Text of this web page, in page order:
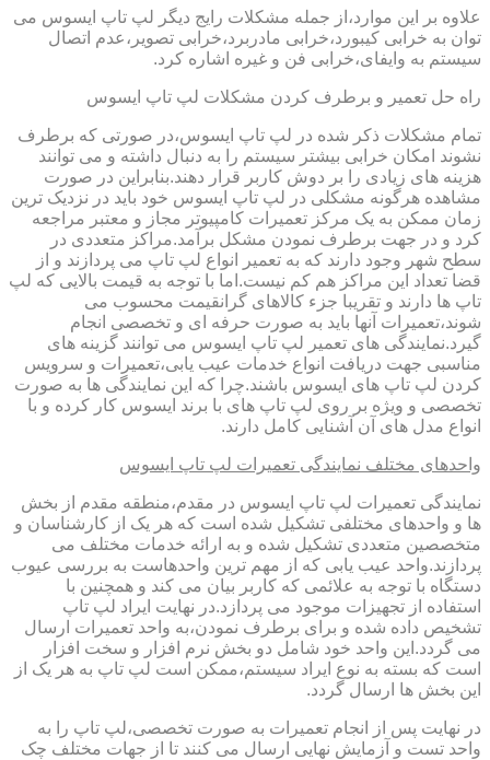
علاوه بر این موارد،از جمله مشکلات رایج دیگر لپ تاپ ایسوس می
توان به خرابی کیبورد،خرابی مادربرد،خرابی تصویر،عدم اتصال
سیستم به وایفای،خرابی فن و غیره اشاره کرد.
راه حل تعمیر و برطرف کردن مشکلات لپ تاپ ایسوس
تمام مشکلات ذکر شده در لپ تاپ ایسوس،در صورتی که برطرف
نشوند امکان خرابی بیشتر سیستم را به دنبال داشته و می توانند
هزینه های زیادی را بر دوش کاربر قرار دهند.بنابراین در صورت
مشاهده هرگونه مشکلی در لپ تاپ ایسوس خود باید در نزدیک ترین
زمان ممکن به یک مرکز تعمیرات کامپیوتر مجاز و معتبر مراجعه
کرد و در جهت برطرف نمودن مشکل برآمد.مراکز متعددی در
سطح شهر وجود دارند که به تعمیر انواع لپ تاپ می پردازند و از
قضا تعداد این مراکز هم کم نیست.اما با توجه به قیمت بالایی که لپ
تاپ ها دارند و تقریبا جزء کالاهای گرانقیمت محسوب می
شوند،تعمیرات آنها باید به صورت حرفه ای و تخصصی انجام
گیرد.نمایندگی های تعمیر لپ تاپ ایسوس می توانند گزینه های
مناسبی جهت دریافت انواع خدمات عیب یابی،تعمیرات و سرویس
کردن لپ تاپ های ایسوس باشند.چرا که این نمایندگی ها به صورت
تخصصی و ویژه بر روی لپ تاپ های با برند ایسوس کار کرده و با
انواع مدل های آن آشنایی کامل دارند.
واحدهای مختلف نمایندگی تعمیرات لپ تاپ ایسوس
نمایندگی تعمیرات لپ تاپ ایسوس در مقدم،منطقه مقدم از بخش
ها و واحدهای مختلفی تشکیل شده است که هر یک از کارشناسان و
متخصصین متعددی تشکیل شده و به ارائه خدمات مختلف می
پردازند.واحد عیب یابی که از مهم ترین واحدهاست به بررسی عیوب
دستگاه با توجه به علائمی که کاربر بیان می کند و همچنین با
استفاده از تجهیزات موجود می پردازد.در نهایت ایراد لپ تاپ
تشخیص داده شده و برای برطرف نمودن،به واحد تعمیرات ارسال
می گردد.این واحد خود شامل دو بخش نرم افزار و سخت افزار
است که بسته به نوع ایراد سیستم،ممکن است لپ تاپ به هر یک از
این بخش ها ارسال گردد.
در نهایت پس از انجام تعمیرات به صورت تخصصی،لپ تاپ را به
واحد تست و آزمایش نهایی ارسال می کنند تا از جهات مختلف چک